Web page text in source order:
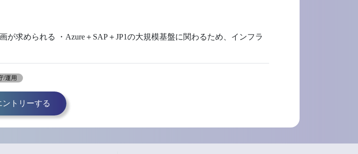
求められる ・Azure＋SAP＋JP1の大規模基盤に関わるため、インフラ
/運用
ントリーする